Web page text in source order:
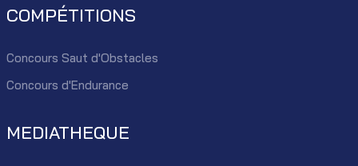
COMPÉTITIONS
Concours Saut d'Obstacles
Concours d'Endurance
MEDIATHEQUE